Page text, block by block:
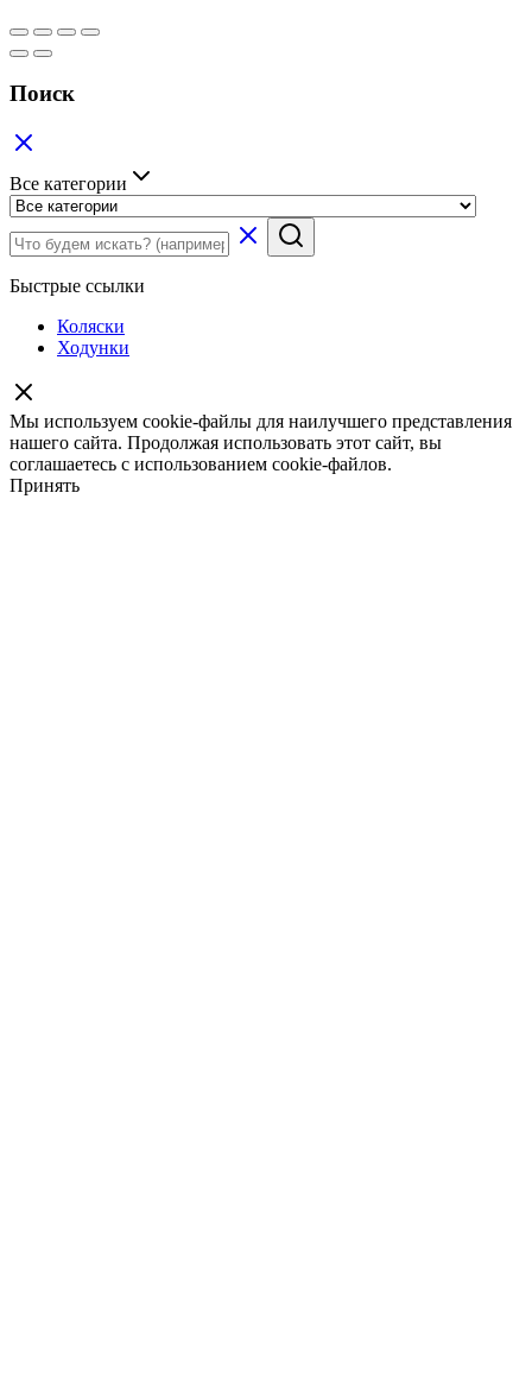
Поиск
Все категории
Быстрые ссылки
Коляски
Ходунки
Мы используем cookie-файлы для наилучшего представления
нашего сайта. Продолжая использовать этот сайт, вы
соглашаетесь с использованием cookie-файлов.
Принять